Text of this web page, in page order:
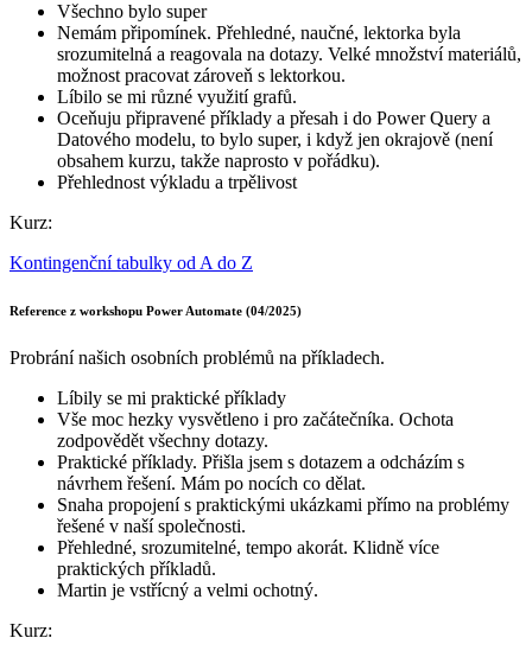
Všechno bylo super
Nemám připomínek. Přehledné, naučné, lektorka byla
srozumitelná a reagovala na dotazy. Velké množství materiálů,
možnost pracovat zároveň s lektorkou.
Líbilo se mi různé využití grafů.
Oceňuju připravené příklady a přesah i do Power Query a
Datového modelu, to bylo super, i když jen okrajově (není
obsahem kurzu, takže naprosto v pořádku).
Přehlednost výkladu a trpělivost
Kurz:
Kontingenční tabulky od A do Z
Reference z workshopu Power Automate (04/2025)
Probrání našich osobních problémů na příkladech.
Líbily se mi praktické příklady
Vše moc hezky vysvětleno i pro začátečníka. Ochota
zodpovědět všechny dotazy.
Praktické příklady. Přišla jsem s dotazem a odcházím s
návrhem řešení. Mám po nocích co dělat.
Snaha propojení s praktickými ukázkami přímo na problémy
řešené v naší společnosti.
Přehledné, srozumitelné, tempo akorát. Klidně více
praktických příkladů.
Martin je vstřícný a velmi ochotný.
Kurz: